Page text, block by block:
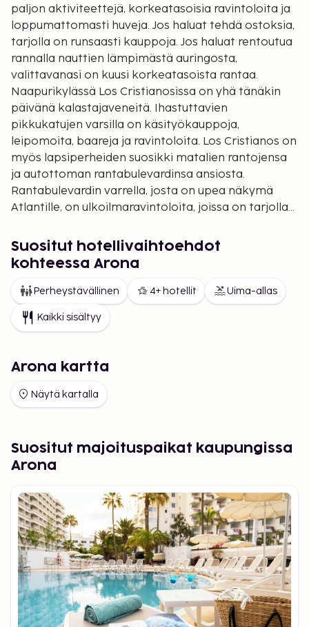
paljon aktiviteettejä, korkeatasoisia ravintoloita ja
loppumattomasti huveja. Jos haluat tehdä ostoksia,
tarjolla on runsaasti kauppoja. Jos haluat rentoutua
rannalla nauttien lämpimästä auringosta,
valittavanasi on kuusi korkeatasoista rantaa.
Naapurikylässä Los Cristianosissa on yhä tänäkin
päivänä kalastajaveneitä. Ihastuttavien
pikkukatujen varsilla on käsityökauppoja,
leipomoita, baareja ja ravintoloita. Los Cristianos on
myös lapsiperheiden suosikki matalien rantojensa
ja autottoman rantabulevardinsa ansiosta.
Rantabulevardin varrella, josta on upea näkymä
Atlantille, on ulkoilmaravintoloita, joissa on tarjolla
las Américasin tai Los Christianosin, voit olla varma,
että tarjolla on kaikkea, mitä voit odottaa
Suositut hotellivaihtoehdot
kohteessa Arona
Perheystävällinen 4+ hotellit Uima-allas
Kaikki sisältyy
Arona kartta
Näytä kartalla
Suositut majoituspaikat kaupungissa
Arona